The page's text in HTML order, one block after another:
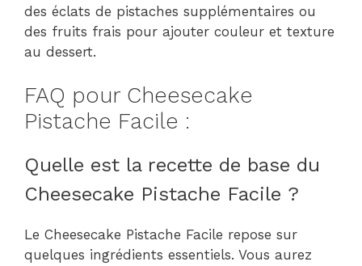
des éclats de pistaches supplémentaires ou
des fruits frais pour ajouter couleur et texture
au dessert.
FAQ pour Cheesecake
Pistache Facile :
Quelle est la recette de base du
Cheesecake Pistache Facile ?
Le Cheesecake Pistache Facile repose sur
quelques ingrédients essentiels. Vous aurez